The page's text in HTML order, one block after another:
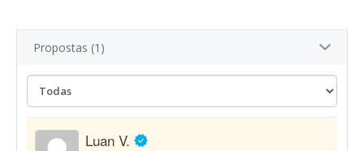
Propostas (1)
Luan V.